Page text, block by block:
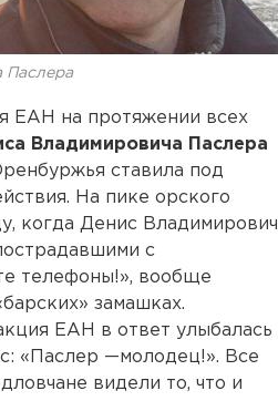
Паслера
ЕАН на протяжении всех
Владимировича Паслера
ставила под
На пике орского
когда Денис Владимирович
с
телефоны!», вообще
замашках.
ЕАН в ответ улыбалась
«Паслер —молодец!». Все
видели то, что и